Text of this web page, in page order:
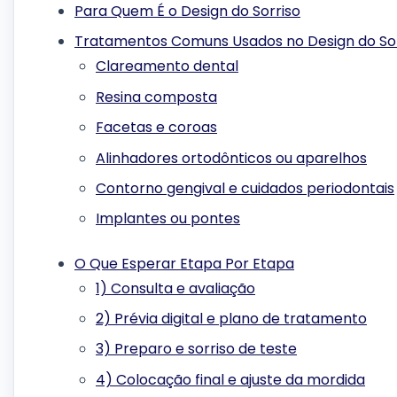
Para Quem É o Design do Sorriso
Tratamentos Comuns Usados no Design do
Clareamento dental
Resina composta
Facetas e coroas
Alinhadores ortodônticos ou aparelhos
Contorno gengival e cuidados periodontais
Implantes ou pontes
O Que Esperar Etapa Por Etapa
1) Consulta e avaliação
2) Prévia digital e plano de tratamento
3) Preparo e sorriso de teste
4) Colocação final e ajuste da mordida